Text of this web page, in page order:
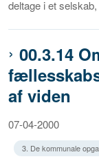
deltage i et
00.3.14
af viden
07-04-2000
3. De kommunale